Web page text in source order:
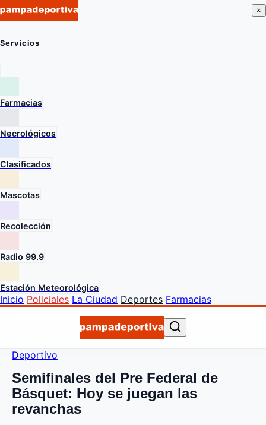
×
Servicios
Farmacias
Necrológicos
Clasificados
Mascotas
Recolección
Radio 99.9
Estación Meteorológica
Inicio Policiales La Ciudad Deportes Farmacias
Deportivo
Semifinales del Pre Federal de
Básquet: Hoy se juegan las
revanchas